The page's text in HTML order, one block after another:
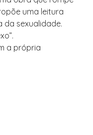
uma leitura
da sexualidade.
a própria